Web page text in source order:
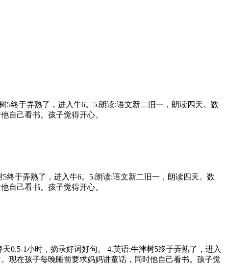
5终于弄熟了，进入牛6。5.朗读:语文新二旧一，朗读四天。数
自己看书。孩子觉得开心。
终于弄熟了，进入牛6。5.朗读:语文新二旧一，朗读四天。数
自己看书。孩子觉得开心。
0.5-1小时，摘录好词好句。 4.英语:牛津树5终于弄熟了，进入
现在孩子每晚睡前要求妈妈讲童话，同时他自己看书。孩子觉